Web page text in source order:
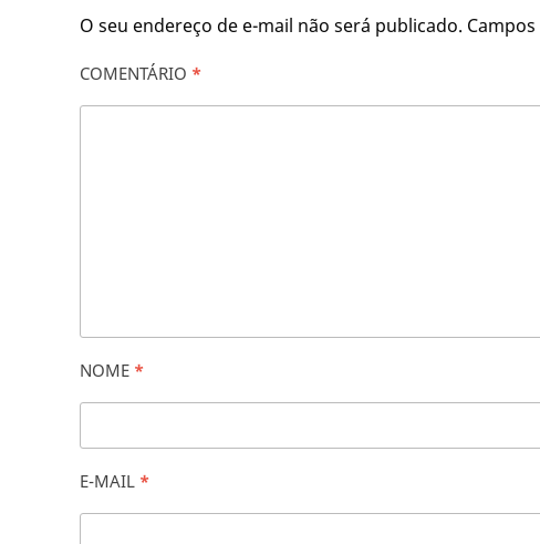
O seu endereço de e-mail não será publicado.
COMENTÁRIO *
NOME *
E-MAIL *